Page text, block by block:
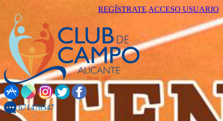
REGÍSTRATE ACCESO USUARIO
671478547